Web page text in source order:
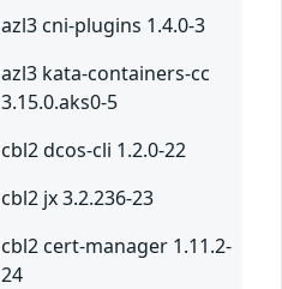
azl3 cni-plugins 1.4.0-3
azl3 kata-containers-cc
3.15.0.aks0-5
cbl2 dcos-cli 1.2.0-22
cbl2 jx 3.2.236-23
cbl2 cert-manager 1.11.2-
24